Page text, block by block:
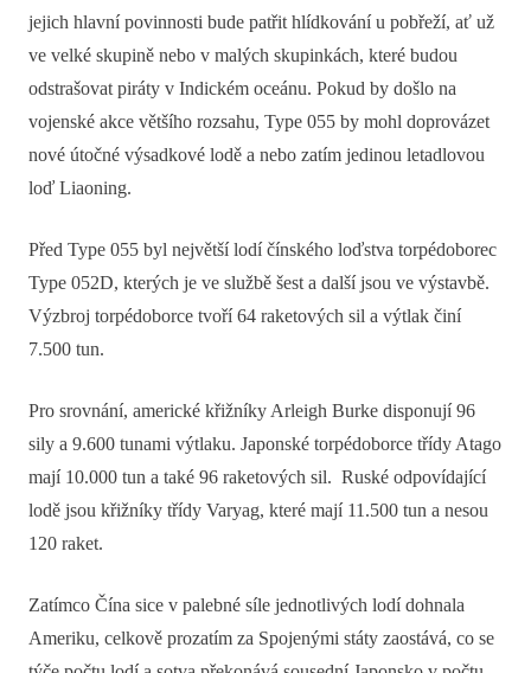
jejich hlavní povinnosti bude patřit hlídkování u pobřeží, ať už
ve velké skupině nebo v malých skupinkách, které budou
odstrašovat piráty v Indickém oceánu. Pokud by došlo na
vojenské akce většího rozsahu, Type 055 by mohl doprovázet
nové útočné výsadkové lodě a nebo zatím jedinou letadlovou
loď Liaoning.
Před Type 055 byl největší lodí čínského loďstva torpédoborec
Type 052D, kterých je ve službě šest a další jsou ve výstavbě.
Výzbroj torpédoborce tvoří 64 raketových sil a výtlak činí
7.500 tun.
Pro srovnání, americké křižníky Arleigh Burke disponují 96
sily a 9.600 tunami výtlaku. Japonské torpédoborce třídy Atago
mají 10.000 tun a také 96 raketových sil. Ruské odpovídající
lodě jsou křižníky třídy Varyag, které mají 11.500 tun a nesou
120 raket.
Zatímco Čína sice v palebné síle jednotlivých lodí dohnala
Ameriku, celkově prozatím za Spojenými státy zaostává, co se